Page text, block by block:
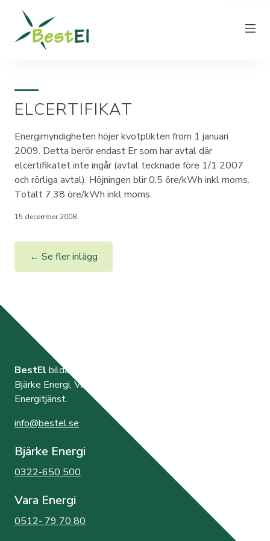
NYHETER
OM OSS
VÅRA ELPRISER
PRODUCERA EL
FAKTURAINFORMATION
ELCERTIFIKAT
Energimyndigheten höjer kvotplikten from 1 januari
2009. Detta berör endast Er som har avtal där
elcertifikatet inte ingår (avtal tecknade före 1/1 2007
och rörliga avtal). Höjningen blir 0,5 öre/kWh inkl moms.
Totalt 7,38 öre/kWh inkl moms.
15 december 2008
← Se fler inlägg
BestEl bildades år 2000 av de tre elnätsföretagen
Bjärke Energi, Vara Energi samt Västra Orusts
Energitjänst.
info@bestel.se
Bjärke Energi
0322-650 500
Vara Energi
0512- 79 70 80